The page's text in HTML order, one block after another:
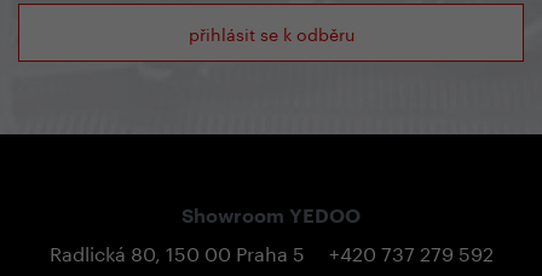
přihlásit se k odběru
Showroom YEDOO
Radlická 80, 150 00 Praha 5
+420 737 279 592